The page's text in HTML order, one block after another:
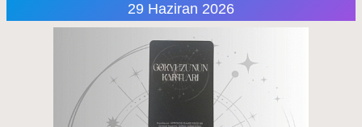
29 Haziran 2026